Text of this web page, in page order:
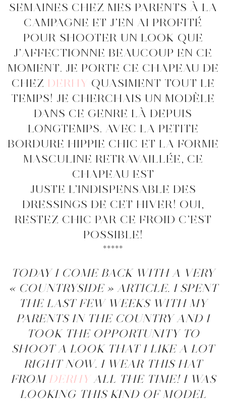
SEMAINES CHEZ MES PARENTS À LA
CAMPAGNE ET J’EN AI PROFITÉ
POUR SHOOTER UN LOOK QUE
J’AFFECTIONNE BEAUCOUP EN CE
MOMENT. JE PORTE CE CHAPEAU DE
CHEZ DERHY QUASIMENT TOUT LE
TEMPS! JE CHERCHAIS UN MODÈLE
DANS CE GENRE LÀ DEPUIS
LONGTEMPS. AVEC LA PETITE
BORDURE HIPPIE CHIC ET LA FORME
MASCULINE RETRAVAILLÉE, CE
CHAPEAU EST
JUSTE L’INDISPENSABLE DES
DRESSINGS DE CET HIVER! OUI,
RESTEZ CHIC PAR CE FROID C’EST
POSSIBLE!
*****
TODAY I COME BACK WITH A VERY
« COUNTRYSIDE » ARTICLE. I SPENT
THE LAST FEW WEEKS WITH MY
PARENTS IN THE COUNTRY AND I
TOOK THE OPPORTUNITY TO
SHOOT A LOOK THAT I LIKE A LOT
RIGHT NOW. I WEAR THIS HAT
FROM DERHY ALL THE TIME! I WAS
LOOKING THIS KIND OF MODEL